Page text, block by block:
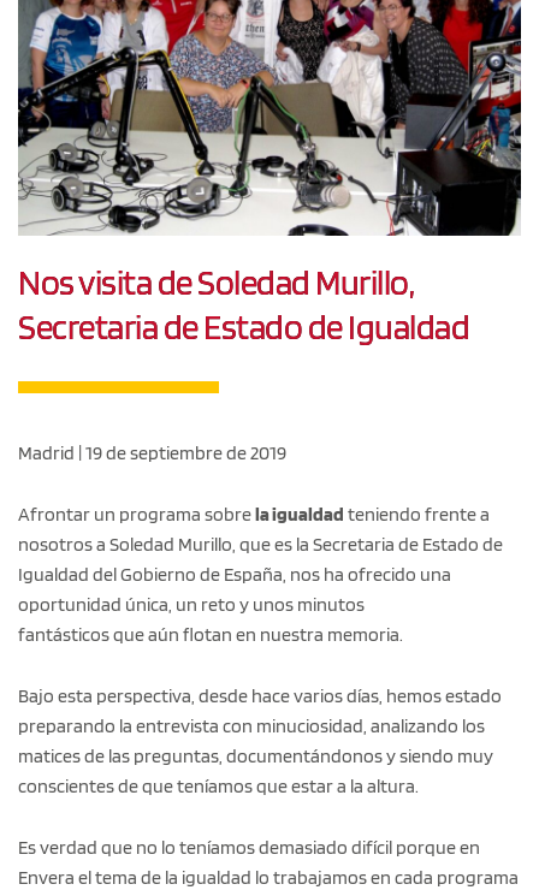
Nos visita de Soledad Murillo,
Secretaria de Estado de Igualdad
Madrid | 19 de septiembre de 2019
Afrontar un programa sobrela igualdad teniendo frente a
nosotros a Soledad Murillo, que es la Secretaria de Estado de
Igualdad del Gobierno de España, nos ha ofrecido una
oportunidad única, un reto y unos minutos
fantásticos que aún flotan en nuestra memoria.
Bajo esta perspectiva, desde hace varios días, hemos estado
preparando la entrevista con minuciosidad, analizando los
matices de las preguntas, documentándonos y siendo muy
conscientes de que teníamos que estar a la altura.
Es verdad que no lo teníamos demasiado difícil porque en
Envera el tema de la igualdad lo trabajamos en cada programa